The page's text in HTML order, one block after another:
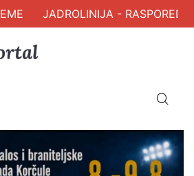
JADROLINIJA - RASPORED